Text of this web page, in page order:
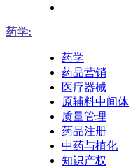
药学:
药学
药品营销
医疗器械
原辅料中间体
质量管理
药品注册
中药与植化
知识产权